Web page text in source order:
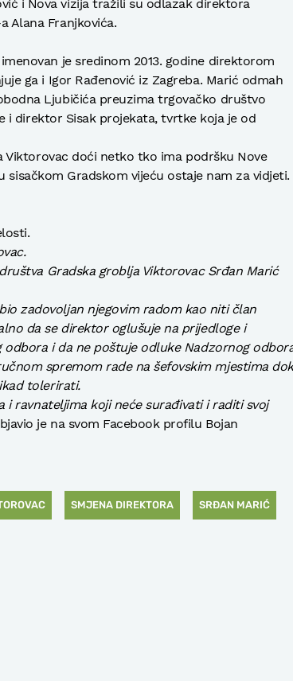
i Nova vizija tražili su odlazak direktora
Alana Franjkovića.
je sredinom 2013. godine direktorom
ga i Igor Rađenović iz Zagreba. Marić odmah
Ljubičića preuzima trgovačko društvo
i direktor Sisak projekata, tvrtke koja je od
doći netko tko ima podršku Nove
Gradskom vijeću ostaje nam za vidjeti.
Gradska groblja Viktorovac Srđan Marić
zadovoljan njegovim radom kao niti član
da se direktor oglušuje na prijedloge i
i da ne poštuje odluke Nadzornog
spremom rade na šefovskim mjestima dok
tolerirati.
ravnateljima koji neće surađivati i raditi svoj
je na svom Facebook profilu Bojan
SMJENA DIREKTORA SRĐAN MARIĆ